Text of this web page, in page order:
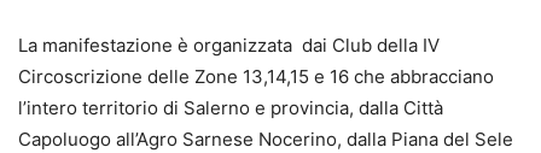
La manifestazione è organizzata dai Club della IV
Circoscrizione delle Zone 13,14,15 e 16 che abbracciano
l’intero territorio di Salerno e provincia, dalla Città
Capoluogo all’Agro Sarnese Nocerino, dalla Piana del Sele